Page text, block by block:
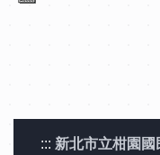
::: 新北市立柑園